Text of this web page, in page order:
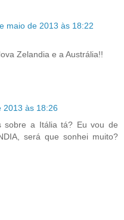
maio de 2013 às 18:22
Zelandia e a Austrália!!
2013 às 18:26
sobre a Itália tá? Eu vou de
será que sonhei muito?